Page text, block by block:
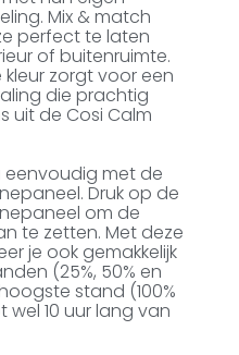
Mix & match
perfect te laten
of buitenruimte.
zorgt voor een
die prachtig
uit de Cosi Calm
eenvoudig met de
Druk op de
om de
te zetten. Met deze
je ook gemakkelijk
(25%, 50% en
stand (100%
10 uur lang van